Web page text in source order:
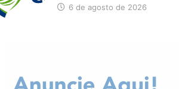
6 de agosto de 2026